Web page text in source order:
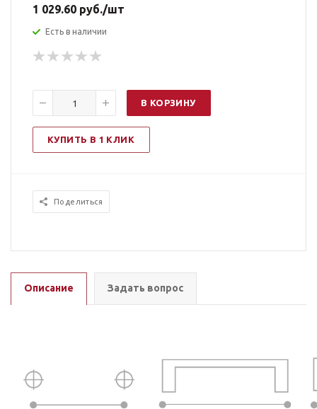
1 029.60 руб./шт
Есть в наличии
В КОРЗИНУ
КУПИТЬ В 1 КЛИК
Поделиться
Описание Задать вопрос